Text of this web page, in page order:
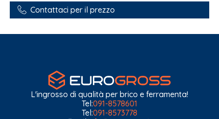
Contattaci per il prezzo
L'ingrosso di qualità per brico e ferramenta!
Tel:091-8578601
Tel:091-8573778